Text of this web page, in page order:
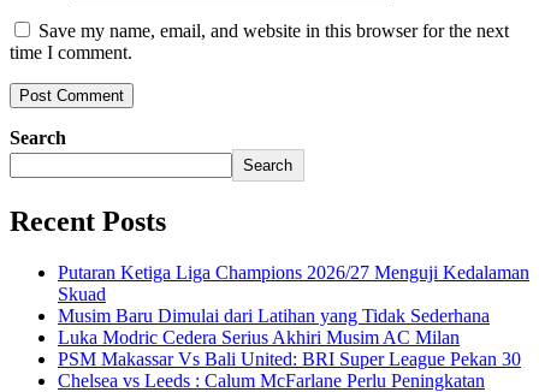
Save my name, email, and website in this browser for the next
time I comment.
Search
Search
Recent Posts
Putaran Ketiga Liga Champions 2026/27 Menguji Kedalaman
Skuad
Musim Baru Dimulai dari Latihan yang Tidak Sederhana
Luka Modric Cedera Serius Akhiri Musim AC Milan
PSM Makassar Vs Bali United: BRI Super League Pekan 30
Chelsea vs Leeds : Calum McFarlane Perlu Peningkatan